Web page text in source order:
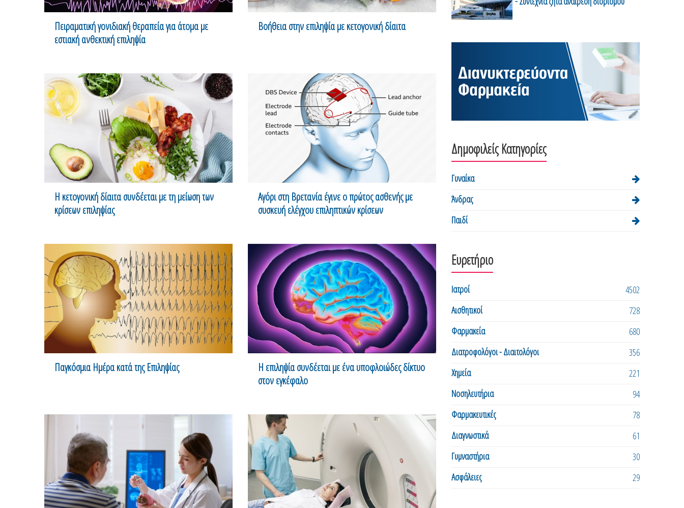
Πειραματική γονιδιακή θεραπεία για άτομα με
εστιακή ανθεκτική επιληψία
Βοήθεια στην επιληψία με κετογονική δίαιτα
Η κετογονική δίαιτα συνδέεται με τη μείωση των
κρίσεων επιληψίας
Αγόρι στη Βρετανία έγινε ο πρώτος ασθενής με
συσκευή ελέγχου επιληπτικών κρίσεων
Παγκόσμια Ημέρα κατά της Επιληψίας
H επιληψία συνδέεται με ένα υποφλοιώδες δίκτυο
στον εγκέφαλο
Δημοφιλείς Κατηγορίες
Γυναίκα
Άνδρας
Παιδί
Ευρετήριο
Ιατροί
4502
Αισθητικοί
728
Φαρμακεία
680
Διατροφολόγοι - Διαιτολόγοι
356
Χημεία
221
Νοσηλευτήρια
94
Φαρμακευτικές
78
Διαγνωστικά
61
Γυμναστήρια
30
Ασφάλειες
29